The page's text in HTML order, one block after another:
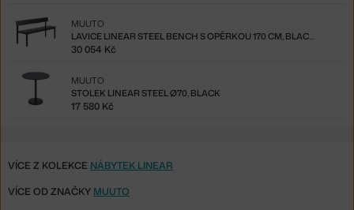
LAVICE LINEAR STEEL BENCH S OPĚRKOU 170 CM, BLACK
MUUTO
30 054 Kč
STOLEK LINEAR STEEL Ø70, BLACK
MUUTO
17 580 Kč
VÍCE Z KOLEKCE NÁBYTEK LINEAR
VÍCE OD ZNAČKY MUUTO